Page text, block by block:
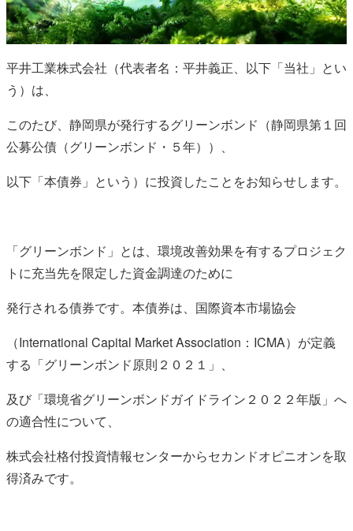
平井工業株式会社（代表者名：平井義正、以下「当社」とい
う）は、
このたび、静岡県が発行するグリーンボンド（静岡県第１回
公募公債（グリーンボンド・５年））、
以下「本債券」という）に投資したことをお知らせします。
「グリーンボンド」とは、環境改善効果を有するプロジェク
トに充当先を限定した資金調達のために
発行される債券です。本債券は、国際資本市場協会
（International Capital Market Association：ICMA）が定義
する「グリーンボンド原則２０２１」、
及び「環境省グリーンボンドガイドライン２０２２年版」へ
の適合性について、
株式会社格付投資情報センターからセカンドオピニオンを取
得済みです。